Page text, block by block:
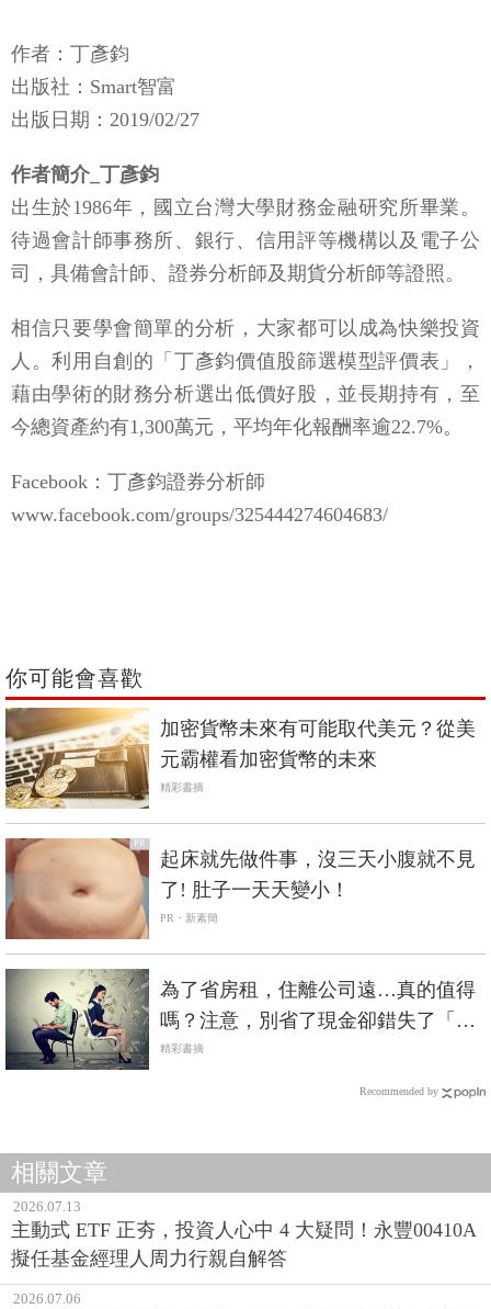
作者：丁彥鈞
出版社：Smart智富
出版日期：2019/02/27
作者簡介_丁彥鈞
出生於1986年，國立台灣大學財務金融研究所畢業。
待過會計師事務所、銀行、信用評等機構以及電子公
司，具備會計師、證券分析師及期貨分析師等證照。
相信只要學會簡單的分析，大家都可以成為快樂投資
人。利用自創的「丁彥鈞價值股篩選模型評價表」，
藉由學術的財務分析選出低價好股，並長期持有，至
今總資產約有1,300萬元，平均年化報酬率逾22.7%。
Facebook：丁彥鈞證券分析師
www.facebook.com/groups/325444274604683/
你可能會喜歡
加密貨幣未來有可能取代美元？從美
元霸權看加密貨幣的未來
精彩書摘
PR
起床就先做件事，沒三天小腹就不見
了! 肚子一天天變小！
PR・新素簡
為了省房租，住離公司遠…真的值得
嗎？注意，別省了現金卻錯失了「機
會」
精彩書摘
Recommended by
相關文章
2026.07.13
主動式 ETF 正夯，投資人心中 4 大疑問！永豐00410A
擬任基金經理人周力行親自解答
2026.07.06